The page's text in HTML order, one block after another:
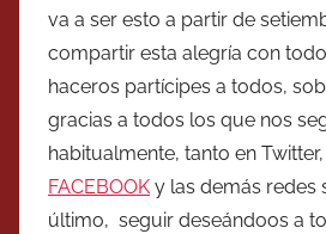
va a ser esto a partir de
compartir esta alegría con
haceros partícipes a todos,
gracias a todos los que nos
habitualmente, tanto en
FACEBOOK y las demás redes
último, seguir deseándoos a